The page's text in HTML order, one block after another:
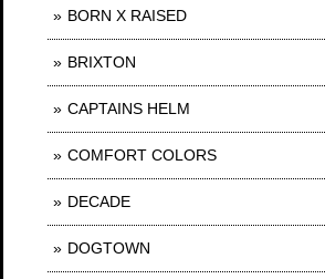
BORN X RAISED
BRIXTON
CAPTAINS HELM
COMFORT COLORS
DECADE
DOGTOWN